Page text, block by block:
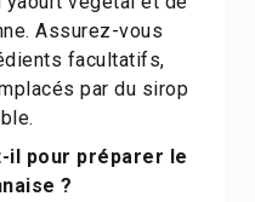
Assurez-vous
facultatifs,
par du sirop
il pour préparer le
?